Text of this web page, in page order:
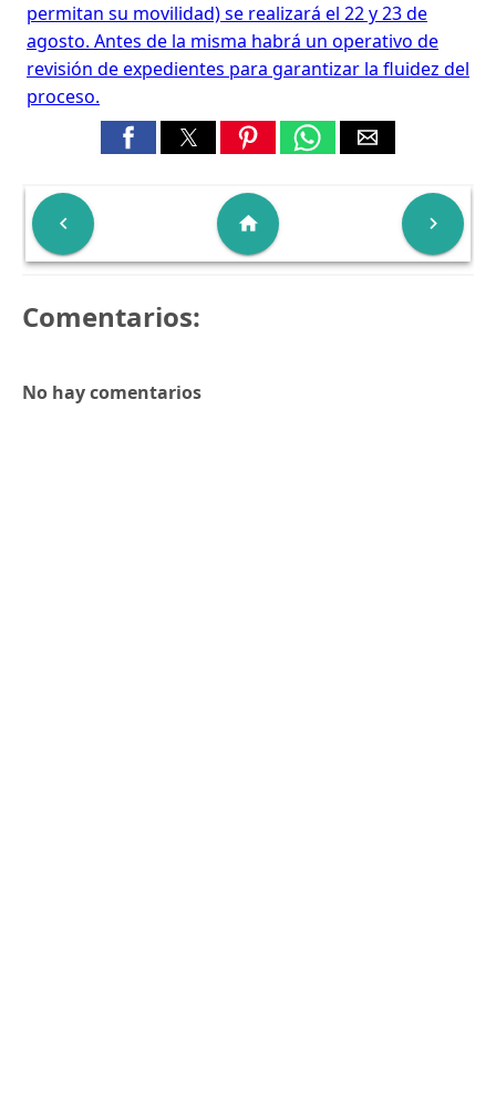
permitan su movilidad) se realizará el 22 y 23 de
agosto. Antes de la misma habrá un operativo de
revisión de expedientes para garantizar la fluidez del
proceso.
 
home
Comentarios:
No hay comentarios